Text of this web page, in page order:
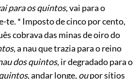
para os quintos, vai para o
te. * Imposto de cinco por cento,
cobrava das minas de oiro do
, a nau que trazia para o reino
dos quintos, ir degradado para o
, andar longe, oupor sítios